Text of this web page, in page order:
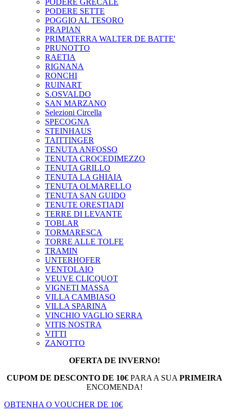
PODERE GRECALE
PODERE SETTE
POGGIO AL TESORO
PRAPIAN
PRIMATERRA WALTER DE BATTE'
PRUNOTTO
RAETIA
RIGNANA
RONCHI
RUINART
S.OSVALDO
SAN MARZANO
Selezioni Circella
SPECOGNA
STEINHAUS
TAITTINGER
TENUTA ANFOSSO
TENUTA CROCEDIMEZZO
TENUTA GRILLO
TENUTA LA GHIAIA
TENUTA OLMARELLO
TENUTA SAN GUIDO
TENUTE ORESTIADI
TERRE DI LEVANTE
TOBLAR
TORMARESCA
TORRE ALLE TOLFE
TRAMIN
UNTERHOFER
VENTOLAIO
VEUVE CLICQUOT
VIGNETI MASSA
VILLA CAMBIASO
VILLA SPARINA
VINCHIO VAGLIO SERRA
VITIS NOSTRA
VITTI
ZANOTTO
OFERTA DE INVERNO!
CUPOM DE DESCONTO DE 10€ PARA A SUA PRIMEIRA
ENCOMENDA!
OBTENHA O VOUCHER DE 10€